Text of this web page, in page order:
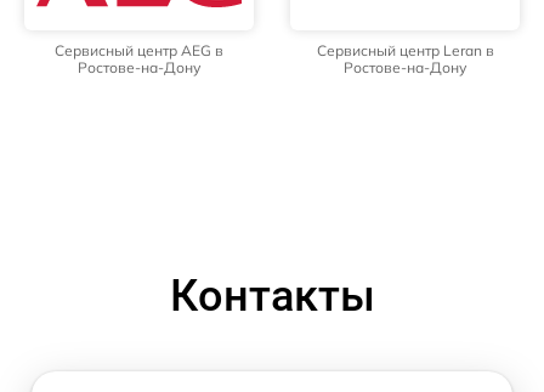
Сервисный центр AEG в
Ростове-на-Дону
Сервисный центр Leran в
Ростове-на-Дону
Контакты